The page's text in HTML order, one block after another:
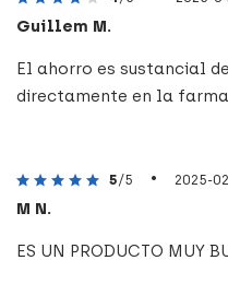
Guillem M.
El ahorro es sustancial
directamente en la
5/5 • 2025-
M N.
ES UN PRODUCTO MUY